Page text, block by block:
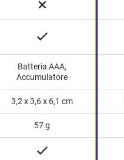
Batteria AAA,
Accumulatore
3,2 x 3,6 x 6,1 cm
57 g